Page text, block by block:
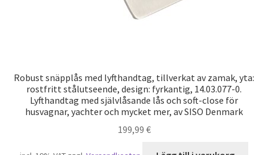
Robust snäpplås med lyfthandtag, tillverkat av zamak, yta:
rostfritt stålutseende, design: fyrkantig, 14.03.077-0.
Lyfthandtag med självlåsande lås och soft-close för
husvagnar, yachter och mycket mer, av SISO Denmark
199,99 €